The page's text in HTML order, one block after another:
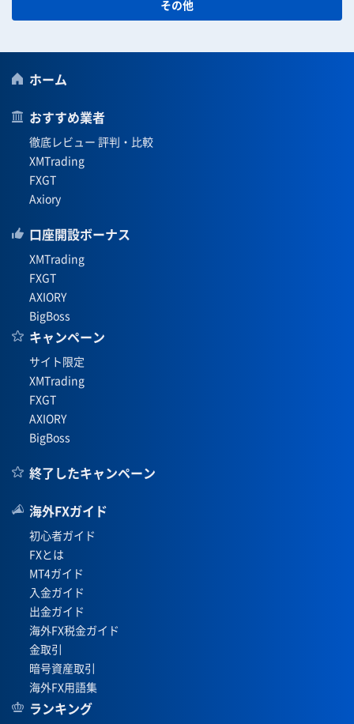
その他
ホーム
おすすめ業者
徹底レビュー 評判・比較
XMTrading
FXGT
Axiory
口座開設ボーナス
XMTrading
FXGT
AXIORY
BigBoss
キャンペーン
サイト限定
XMTrading
FXGT
AXIORY
BigBoss
終了したキャンペーン
海外FXガイド
初心者ガイド
FXとは
MT4ガイド
入金ガイド
出金ガイド
海外FX税金ガイド
金取引
暗号資産取引
海外FX用語集
ランキング